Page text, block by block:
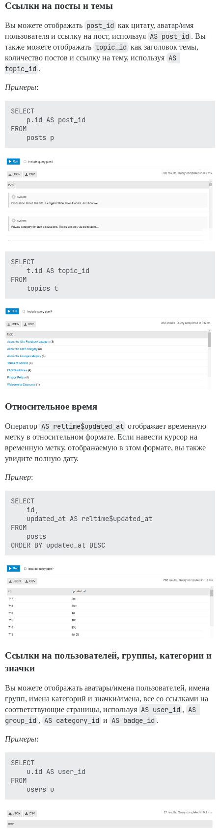
Ссылки на посты и темы
Вы можете отображать post_id как цитату, аватар/имя
пользователя и ссылку на пост, используя AS post_id . Вы
также можете отображать topic_id как заголовок темы,
количество постов и ссылку на тему, используя AS
topic_id .
Примеры:
SELECT
    p.id AS post_id
FROM
SELECT
    t.id AS topic_id
FROM
Относительное время
Оператор AS reltime$updated_at отображает временную
метку в относительном формате. Если навести курсор на
временную метку, отображаемую в этом формате, вы также
увидите полную дату.
Пример:
SELECT
    id,
    updated_at AS reltime$updated_at
FROM
    posts
Ссылки на пользователей, группы, категории и
значки
Вы можете отображать аватары/имена пользователей, имена
групп, имена категорий и значки/имена, все со ссылками на
соответствующие страницы, используя AS user_id , AS
group_id , AS category_id и AS badge_id .
Примеры:
SELECT
    u.id AS user_id
FROM